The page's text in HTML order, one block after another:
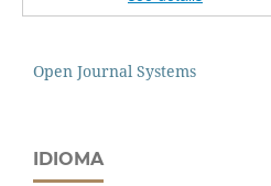
Open Journal Systems
IDIOMA